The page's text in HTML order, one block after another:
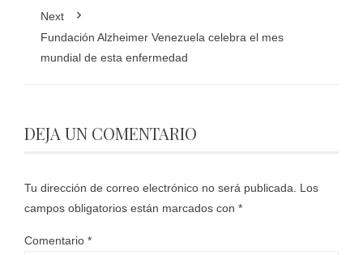
Next
Fundación Alzheimer Venezuela celebra el mes
mundial de esta enfermedad
DEJA UN COMENTARIO
Tu dirección de correo electrónico no será publicada.
Los
campos obligatorios están marcados con *
Comentario *